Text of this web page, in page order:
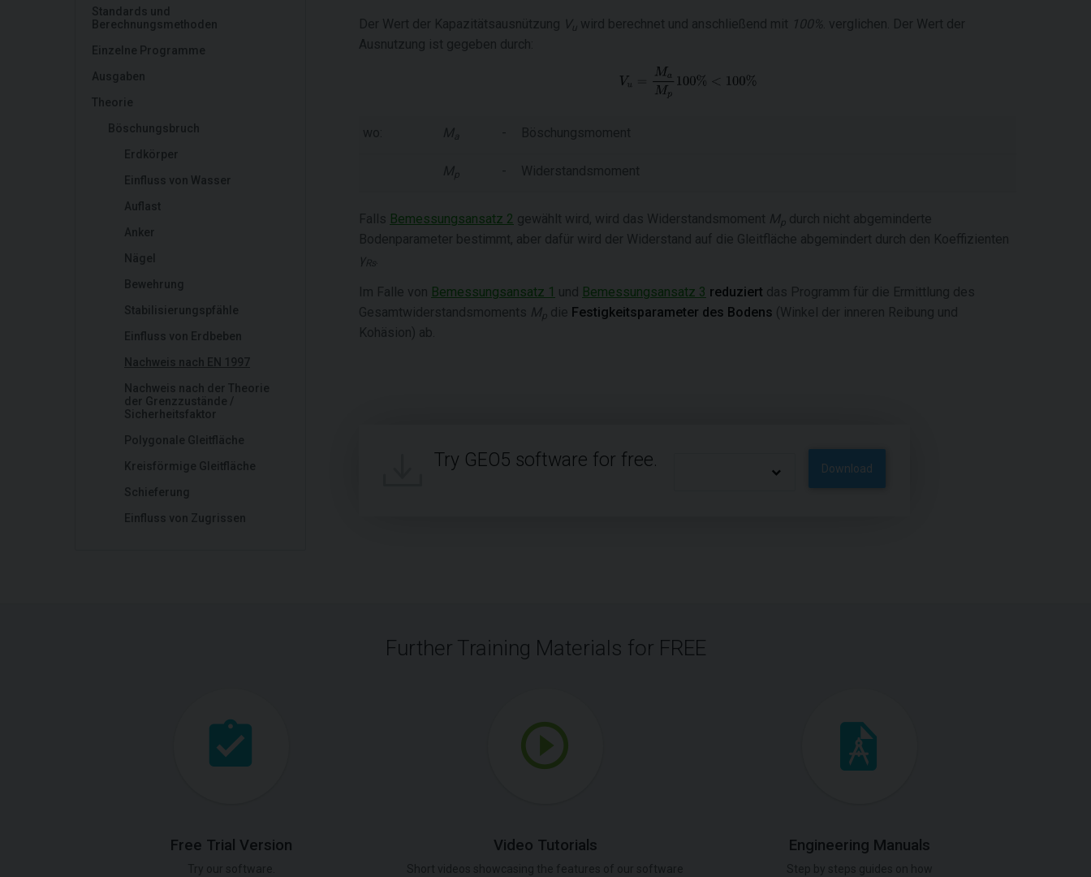
Standards und
Berechnungsmethoden
Einzelne Programme
Ausgaben
Theorie
Böschungsbruch
Erdkörper
Einfluss von Wasser
Auflast
Anker
Nägel
Bewehrung
Stabilisierungspfähle
Einfluss von Erdbeben
Nachweis nach EN 1997
Nachweis nach der Theorie
der Grenzzustände /
Sicherheitsfaktor
Polygonale Gleitfläche
Kreisförmige Gleitfläche
Schieferung
Einfluss von Zugrissen
Der Wert der Kapazitätsausnützung Vu wird berechnet und anschließend mit 100% . verglichen. Der Wert der
Ausnutzung ist gegeben durch:
wo: M a - Böschungsmoment
Mp - Widerstandsmoment
Falls Bemessungsansatz 2 gewählt wird, wird das Widerstandsmoment Mp durch nicht abgeminderte
Bodenparameter bestimmt, aber dafür wird der Widerstand auf die Gleitfläche abgemindert durch den Koeffizienten
γRs
Im Falle von Bemessungsansatz 1 und Bemessungsansatz 3 reduziert das Programm für die Ermittlung des
Gesamtwiderstandsmoments Mp die Festigkeitsparameter des Bodens (Winkel der inneren Reibung und
Kohäsion) ab.
Try GEO5 software for free. Download
Further Training Materials for FREE
Free Trial Version Video Tutorials Engineering Manuals